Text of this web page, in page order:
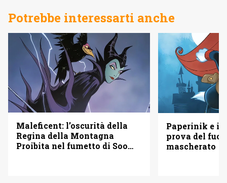
Potrebbe interessarti anche
Maleficent: l’oscurità della
Regina della Montagna
Proibita nel fumetto di Soo
Paperinik e i
prova del
mascherato